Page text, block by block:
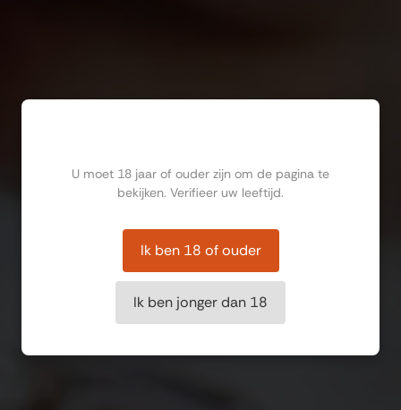
U moet 18 jaar of ouder zijn om de pagina te
bekijken. Verifieer uw leeftijd.
Ik ben 18 of ouder
Ik ben jonger dan 18